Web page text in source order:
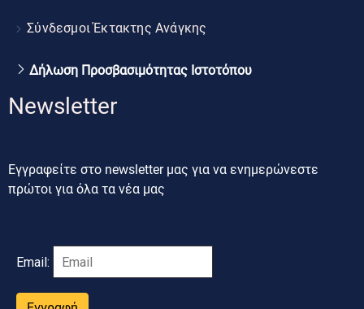
Σύνδεσμοι Έκτακτης Ανάγκης
Δήλωση Προσβασιμότητας Ιστοτόπου
Newsletter
Εγγραφείτε στο newsletter μας για να ενημερώνεστε
πρώτοι για όλα τα νέα μας
Email: